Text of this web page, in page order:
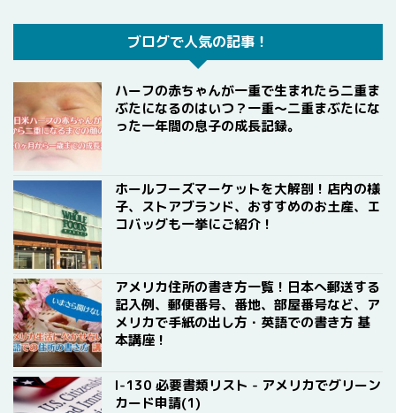
ブログで人気の記事！
ハーフの赤ちゃんが一重で生まれたら二重ま
ぶたになるのはいつ？一重〜二重まぶたにな
った一年間の息子の成長記録。
ホールフーズマーケットを大解剖！店内の様
子、ストアブランド、おすすめのお土産、エ
コバッグも一挙にご紹介！
アメリカ住所の書き方一覧！日本へ郵送する
記入例、郵便番号、番地、部屋番号など、ア
メリカで手紙の出し方・英語での書き方 基
本講座！
I-130 必要書類リスト - アメリカでグリーン
カード申請(1)